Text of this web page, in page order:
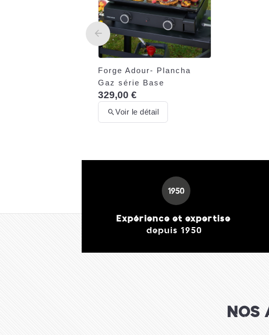
Grille en fonte demi-lune
93,95 €
Voir le détail
Forge Adour- Plancha
Gaz série Base
329,00 €
Voir le détail
Expérience et expertise
depuis 1950
NOS